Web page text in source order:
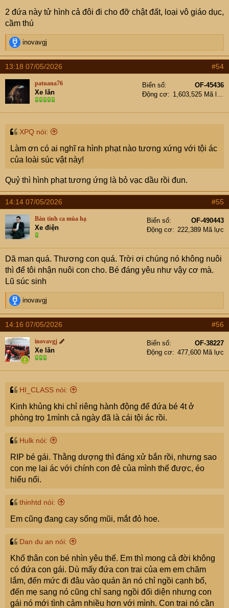
2 đứa này tử hình cả đôi đi cho đỡ chật đất, loại vô giáo dục,
cầm thú
R
e
a
c
t
i
n
s
inovavgj
13:18 07/05/2026 #54
patuana76
Xe lăn
Biển số
OF-45436
Động cơ
1,603,525 Mã lực
XPQ nói:
Làm ơn có ai nghĩ ra hình phạt nào tương xứng với tội ác
của loài súc vật này!
Quỷ thì hình phạt tương ứng là bỏ vạc dầu rồi đun.
14:14 07/05/2026 #55
Bản tình ca mùa hạ
Xe điện
Biển số
OF-490443
Động cơ
222,389 Mã lực
Dã man quá. Thương con quá. Trời ơi chúng nó không nuôi
thì để tôi nhận nuôi con cho. Bé đáng yêu như vậy cơ mà.
Lũ súc sinh
R
e
a
c
t
i
o
n
s
inovavgj
14:16 07/05/2026 #56
inovavgj
Xe lăn
Biển số
OF-38227
Động cơ
477,600 Mã lực
HI_CLASS nói:
Kinh khủng khi chỉ riêng hành động để đứa bé 4t ở
phòng trọ 1mình cả ngày đã là cái tội ác rồi.
Hulk nói:
RIP bé gái. Thằng dượng thì đáng xử bắn rồi, nhưng sao
con mẹ lại ác với chính con đẻ của mình thế được, éo
hiểu nổi.
thinhtd nói:
Em cũng đang cay sống mũi, mắt đỏ hoe.
Dan du an nói:
Khổ thân con bé nhìn yêu thế. Em thì mong cả đời không
có đứa con gái. Dù mấy đứa con trai của em em chăm
lắm, đến mức đi đâu vào quán ăn nó chỉ ngồi cạnh bố,
đến mẹ sang nó cũng chỉ sang ngồi đối diện nhưng con
gái nó mới tình cảm nhiều hơn với mình. Con trai nó cần